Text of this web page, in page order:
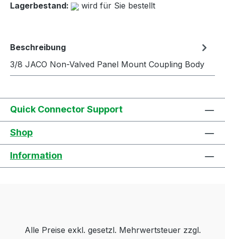
Lagerbestand:
wird für Sie bestellt
Beschreibung
3/8 JACO Non-Valved Panel Mount Coupling Body
Quick Connector Support
Shop
Information
Alle Preise exkl. gesetzl. Mehrwertsteuer zzgl.